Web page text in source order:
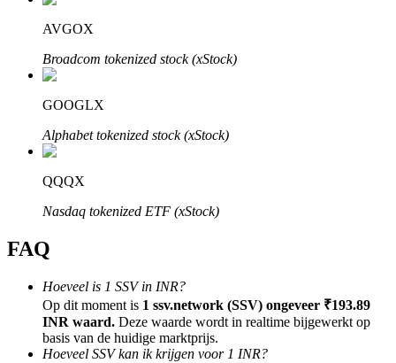
Tot 65% commissies!
Doorverwijzing
Nodig een vriend uit om contante beloningen te ontvangen
BTC Welcome Rewards
AVGOX
Broadcom tokenized stock (xStock)
GOOGLX
Alphabet tokenized stock (xStock)
QQQX
Nasdaq tokenized ETF (xStock)
FAQ
Hoeveel is 1 SSV in INR?
Op dit moment is 1 ssv.network (SSV) ongeveer ₹193.89
INR waard. Deze waarde wordt in realtime bijgewerkt op
basis van de huidige marktprijs.
Hoeveel SSV kan ik krijgen voor 1 INR?